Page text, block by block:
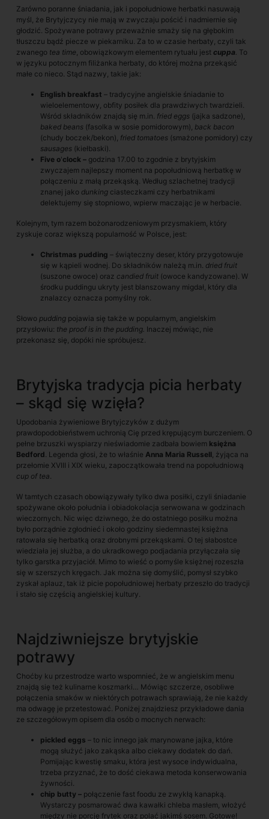
Zarówno poranne śniadania, jak i popołudniowe herbatki nasuwają
myśl, że Brytyjczycy nie mają w zwyczaju pościć i nadmiernie się
głodzić. Spożywane potrawy przeważnie smaży się na głębokim
tłuszczu bądź piecze w piekarniku. Za to w czasie herbaty, czyli tak
zwanego tea time, obowiązkowym elementem rytuału jest cuppa. To
w języku potocznym filiżanka herbaty, do której można przekąsić
małe co nieco. Stąd nazwy, takie jak:
English breakfast – tradycyjne angielskie śniadanie to
wieloelementowy, obfity posiłek dla prawdziwych twardzieli.
Wśród składników znajdą się m.in. fried eggs (jajka sadzone),
baked beans (fasolka w sosie pomidorowym), back bacon
(chudy boczek/bekon), fried tomatoes (smażone pomidory) czy
sausages (kiełbaski).
Five o'clock – godzina 17.00 to zgodnie z brytyjskim
zwyczajem najlepszy moment na popołudniową herbatkę w
połączeniu z małą przekąską. Według szlachetnej tradycji
znanej jako dunking ciasteczkami czy herbatnikami
delektujemy się stopniowo, wpierw maczając je w herbacie.
Kolejnym, tym razem bożonarodzeniowym przysmakiem, który
zyskuje coraz większą popularność w Polsce, jest:
Christmas pudding – świąteczny deser, który przygotowuje
się w kąpieli wodnej. Do składników należą m.in. dried fruit
(suszone owoce) oraz candied fruit (owoce kandyzowane). W
środku puddingu ukryty jest blanszowany migdał, który dla
znalazcy oznacza pomyślny rok.
Słowo pudding pojawia się także w popularnym, angielskim
przysłowiu: the proof is in the pudding. Inaczej mówiąc, nie
przekonasz się, dopóki nie spróbujesz.
Brytyjska tradycja picia herbaty
– skąd się wzięła?
Upodobania żywieniowe Brytyjczyków z dużym
prawdopodobieństwem uchronią Cię przed krępującym burczeniem. O
pełne brzuszki wyspiarzy nieświadomie zadbała bowiem księżna
Bedford. Legenda głosi, że to właśnie Anna Maria Russell, żyjąca na
przełomie XVIII i XIX wieku, zapoczątkowała trend na popołudniową
cup of tea.
W tamtych czasach obowiązywały tylko dwa posiłki, czyli śniadanie
spożywane około południa i obiadokolacja serwowana w godzinach
wieczornych. Nic więc dziwnego, że do ostatniego posiłku można
było porządnie zgłodnieć i około godziny siedemnastej księżna
ratowała się herbatką oraz drobnymi przekąskami. O tej słabostce
wiedziała jej służba, a do ukradkowego podjadania przyłączała się
tylko garstka przyjaciół. Mimo to wieść o pomyśle księżnej rozeszła
się w szerszych kręgach. Jak można się domyślić, pomysł szybko
zyskał aplauz, tak iż picie popołudniowej herbaty przeszło do tradycji
i stało się częścią angielskiej kultury.
Najdziwniejsze brytyjskie
potrawy
Choćby ku przestrodze warto wspomnieć, że w angielskim menu
znajdą się też kulinarne koszmarki… Mówiąc szczerze, osobliwe
połączenia smaków w niektórych potrawach sprawiają, że nie każdy
ma odwagę je przetestować. Poniżej znajdziesz przykładowe dania
ze szczegółowym opisem dla osób o mocnych nerwach:
pickled eggs – to nic innego jak marynowane jajka, które
mogą służyć jako zakąska albo ciekawy dodatek do dań.
Pomijając kwestię smaku, która jest wysoce indywidualna,
trzeba przyznać, że to dość ciekawa metoda konserwowania
żywności.
chip butty – połączenie fast foodu ze zwykłą kanapką.
Wystarczy posmarować dwa kawałki chleba masłem, włożyć
między nie porcję frytek oraz polać jakimś sosem. Gotowe!